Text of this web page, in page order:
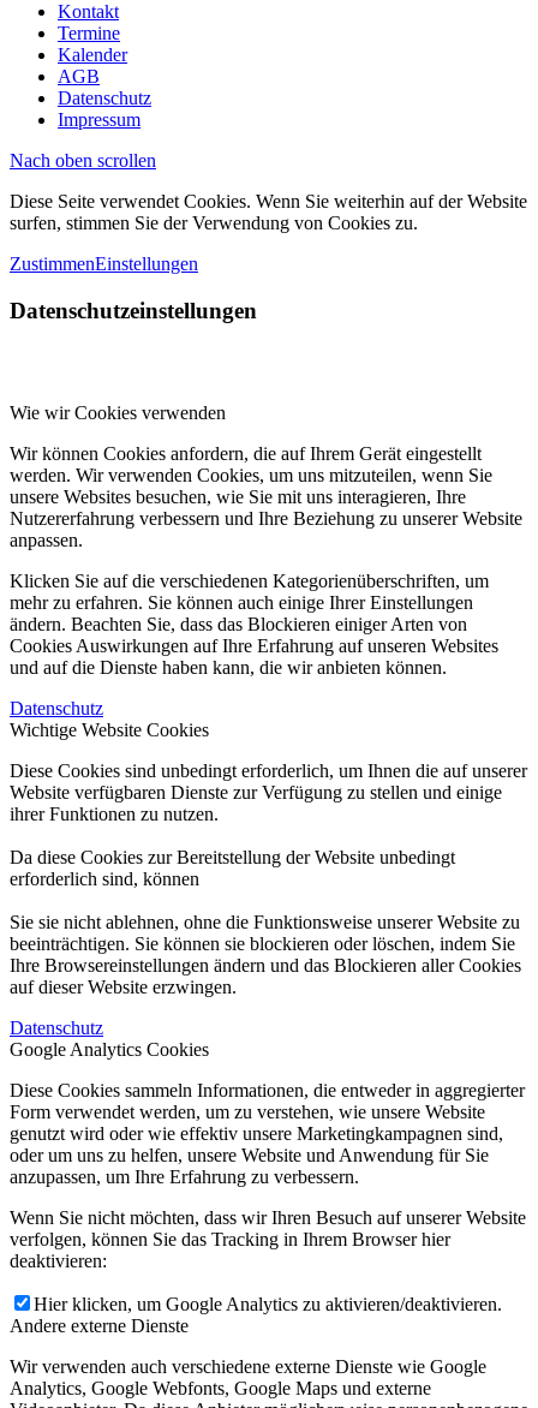
Kontakt
Termine
Kalender
AGB
Datenschutz
Impressum
Nach oben scrollen
Diese Seite verwendet Cookies. Wenn Sie weiterhin auf der Website
surfen, stimmen Sie der Verwendung von Cookies zu.
ZustimmenEinstellungen
Datenschutzeinstellungen
Wie wir Cookies verwenden
Wir können Cookies anfordern, die auf Ihrem Gerät eingestellt
werden. Wir verwenden Cookies, um uns mitzuteilen, wenn Sie
unsere Websites besuchen, wie Sie mit uns interagieren, Ihre
Nutzererfahrung verbessern und Ihre Beziehung zu unserer Website
anpassen.
Klicken Sie auf die verschiedenen Kategorienüberschriften, um
mehr zu erfahren. Sie können auch einige Ihrer Einstellungen
ändern. Beachten Sie, dass das Blockieren einiger Arten von
Cookies Auswirkungen auf Ihre Erfahrung auf unseren Websites
und auf die Dienste haben kann, die wir anbieten können.
Datenschutz
Wichtige Website Cookies
Diese Cookies sind unbedingt erforderlich, um Ihnen die auf unserer
Website verfügbaren Dienste zur Verfügung zu stellen und einige
ihrer Funktionen zu nutzen.
Da diese Cookies zur Bereitstellung der Website unbedingt
erforderlich sind, können
Sie sie nicht ablehnen, ohne die Funktionsweise unserer Website zu
beeinträchtigen. Sie können sie blockieren oder löschen, indem Sie
Ihre Browsereinstellungen ändern und das Blockieren aller Cookies
auf dieser Website erzwingen.
Datenschutz
Google Analytics Cookies
Diese Cookies sammeln Informationen, die entweder in aggregierter
Form verwendet werden, um zu verstehen, wie unsere Website
genutzt wird oder wie effektiv unsere Marketingkampagnen sind,
oder um uns zu helfen, unsere Website und Anwendung für Sie
anzupassen, um Ihre Erfahrung zu verbessern.
Wenn Sie nicht möchten, dass wir Ihren Besuch auf unserer Website
verfolgen, können Sie das Tracking in Ihrem Browser hier
deaktivieren:
Hier klicken, um Google Analytics zu aktivieren/deaktivieren.
Andere externe Dienste
Wir verwenden auch verschiedene externe Dienste wie Google
Analytics, Google Webfonts, Google Maps und externe